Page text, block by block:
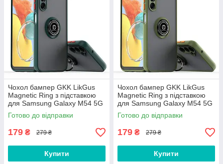
Чохол бампер GKK LikGus
Magnetic Ring з підставкою
для Samsung Galaxy M54 5G
M546 Green
Готово до відправки
179 ₴ 279 ₴
Купити
Чохол бампер GKK LikGus
Magnetic Ring з підставкою
для Samsung Galaxy M54 5G
M546 Olive
Готово до відправки
179 ₴ 279 ₴
Купити